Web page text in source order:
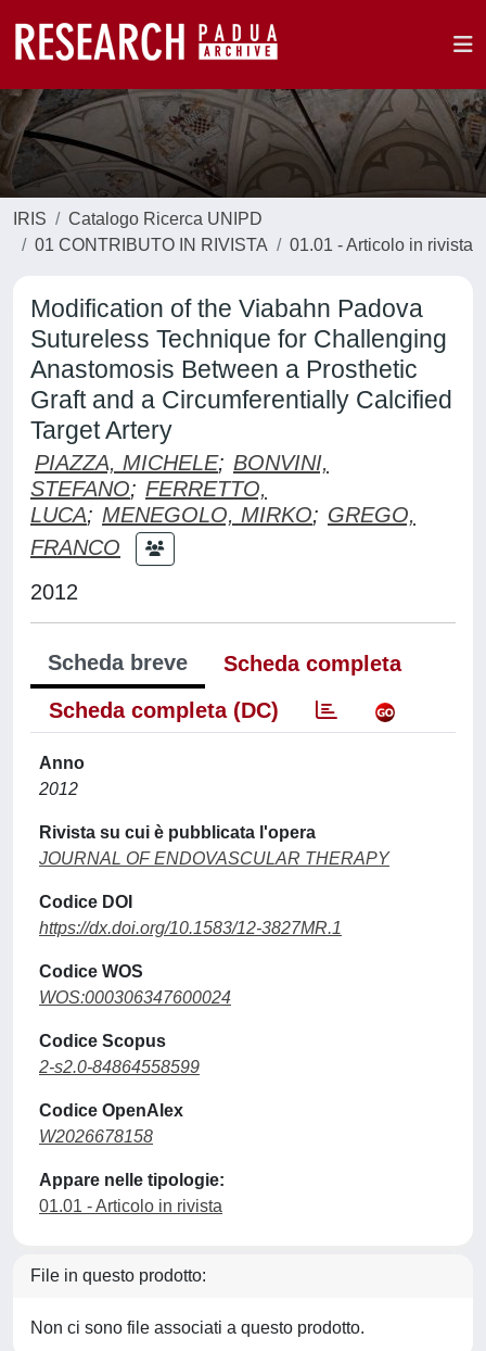
IRIS
Catalogo Ricerca UNIPD
01 CONTRIBUTO IN RIVISTA
01.01 - Articolo in rivista
Modification of the Viabahn Padova
Sutureless Technique for Challenging
Anastomosis Between a Prosthetic
Graft and a Circumferentially Calcified
Target Artery
PIAZZA, MICHELE; BONVINI,
STEFANO; FERRETTO,
LUCA; MENEGOLO, MIRKO; GREGO,
FRANCO
2012
Scheda breve
Scheda completa
Scheda completa (DC)
Anno
2012
Rivista su cui è pubblicata l'opera
JOURNAL OF ENDOVASCULAR THERAPY
Codice DOI
https://dx.doi.org/10.1583/12-3827MR.1
Codice WOS
WOS:000306347600024
Codice Scopus
2-s2.0-84864558599
Codice OpenAlex
W2026678158
Appare nelle tipologie:
01.01 - Articolo in rivista
File in questo prodotto:
Non ci sono file associati a questo prodotto.